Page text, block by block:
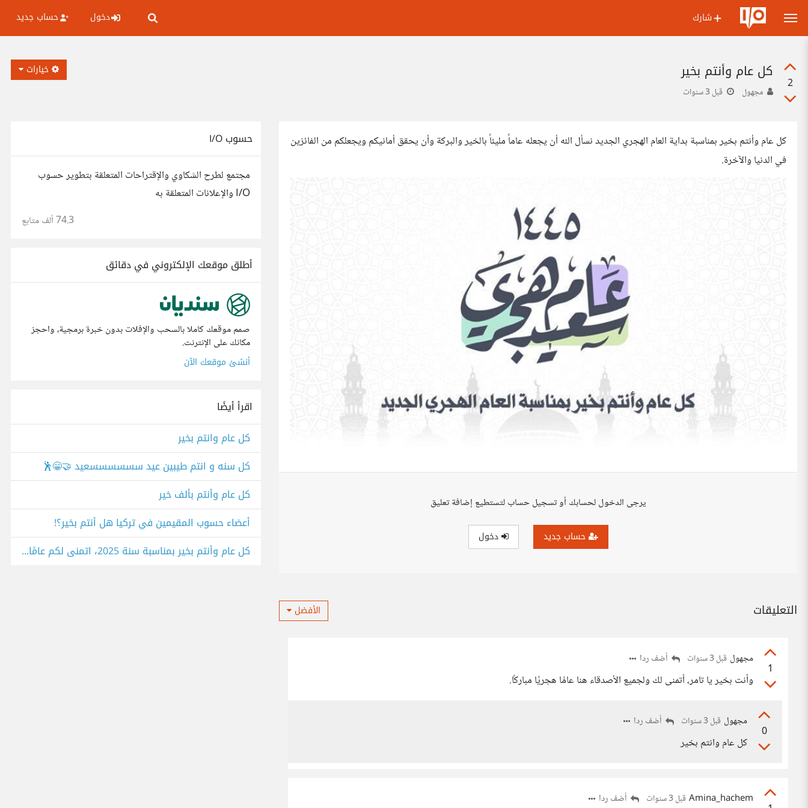
شارك دخول حساب جديد
2
كل عام وأنتم بخير
مجهول قبل 3 سنوات
خيارات
‏كل عام وأنتم بخير بمناسبة بداية العام الهجري الجديد نسأل الله أن يجعله عاماً مليئاً بالخير والبركة وأن يحقق أمانيكم ويجعلكم من الفائزين
في الدنيا والآخرة.
يرجى الدخول لحسابك أو تسجيل حساب لتستطيع إضافة تعليق
حساب جديد دخول
التعليقات الأفضل
1
مجهول قبل 3 سنوات أضف ردا
وأنت بخير يا تامر، أتمنى لك ولجميع الأصدقاء هنا عامًا هجريًا مباركًا.
0
مجهول قبل 3 سنوات أضف ردا
كل عام وانتم بخير
Amina_hachem قبل 3 سنوات أضف ردا
حسوب I/O
مجتمع لطرح الشكاوي والإقتراحات المتعلقة بتطوير حسوب
I/O والإعلانات المتعلقة به
74.3 ألف متابع
أطلق موقعك الإلكتروني في دقائق
صمم موقعك كاملا بالسحب والإفلات بدون خبرة برمجية، واحجز
مكانك على الإنترنت.
أنشئ موقعك الآن
اقرأ أيضًا
كل عام وانتم بخير
كل سنه و انتم طيبين عيد سسسسسسعيد 🤝😁🕺
كل عام وأنتم بألف خير
أعضاء حسوب المقيمين في تركيا هل أنتم بخير؟!
كل عام وأنتم بخير بمناسبة سنة 2025، اتمنى لكم عامًا مليئًا بالإنجازات، والتقدم , والنجاح والثراء والقوة و الامان .